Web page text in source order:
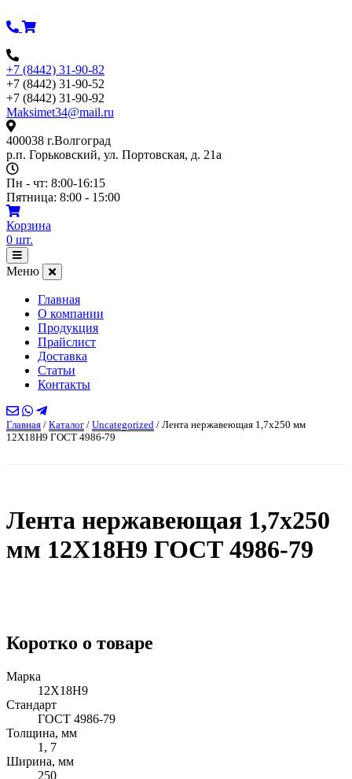
к
+7 (8442) 31-90-82
+7 (8442) 31-90-52
+7 (8442) 31-90-92
Maksimet34@mail.ru
400038 г.Волгоград
р.п. Горьковский, ул. Портовская, д. 21а
Пн - чт: 8:00-16:15
Пятница: 8:00 - 15:00
Корзина
0 шт.
Открыть
меню
Меню
Главная
О компании
Продукция
Прайслист
Доставка
Статьи
Контакты
Главная / Каталог / Uncategorized / Лента нержавеющая 1,7х250 мм
12Х18Н9 ГОСТ 4986-79
Лента нержавеющая 1,7х250
мм 12Х18Н9 ГОСТ 4986-79
Коротко о товаре
Марка
12Х18Н9
Стандарт
ГОСТ 4986-79
Толщина, мм
1, 7
Ширина, мм
250